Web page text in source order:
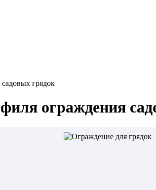
грядок
ограждения